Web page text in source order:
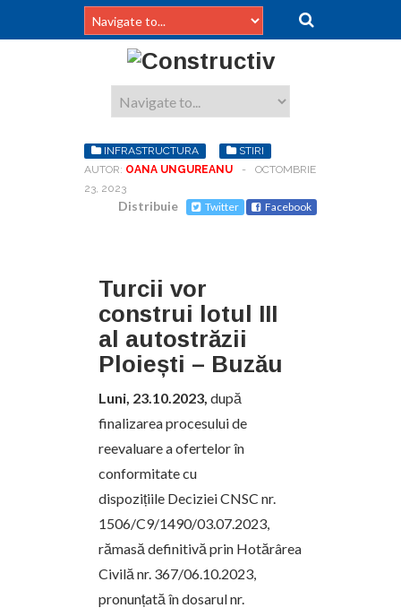
INFRASTRUCTURA
STIRI
AUTOR: OANA UNGUREANU -
OCTOMBRIE
23, 2023
Distribuie Twitter Facebook
Turcii vor
construi lotul III
al autostrăzii
Ploiești – Buzău
Luni, 23.10.2023, după
finalizarea procesului de
reevaluare a ofertelor în
conformitate cu
dispozițiile Deciziei CNSC nr.
1506/C9/1490/03.07.2023,
rămasă definitivă prin Hotărârea
Civilă nr. 367/06.10.2023,
pronunțată în dosarul nr.